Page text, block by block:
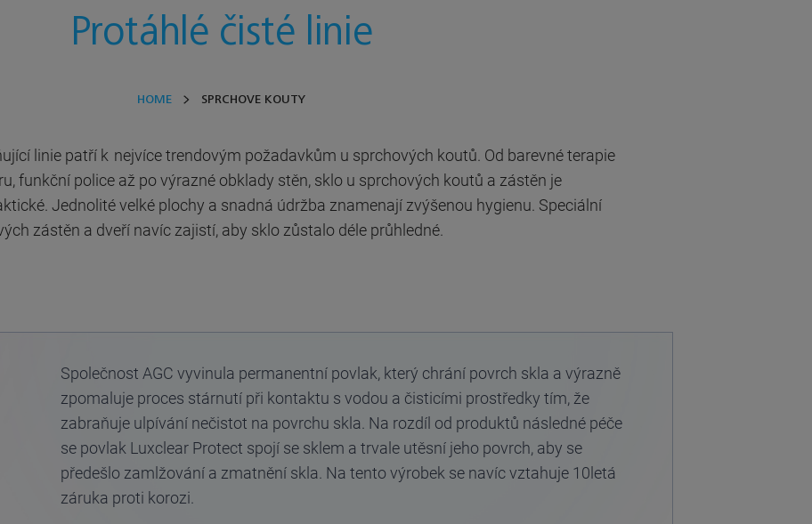
Protáhlé čisté linie
HOME SPRCHOVE KOUTY
linie patří k nejvíce trendovým požadavkům u sprchových koutů. Od barevné terapie
funkční police až po výrazné obklady stěn, sklo u sprchových koutů a zástěn je
Jednolité velké plochy a snadná údržba znamenají zvýšenou hygienu. Speciální
zástěn a dveří navíc zajistí, aby sklo zůstalo déle průhledné.
Společnost AGC vyvinula permanentní povlak, který chrání povrch skla a výrazně
zpomaluje proces stárnutí při kontaktu s vodou a čisticími prostředky tím, že
zabraňuje ulpívání nečistot na povrchu skla. Na rozdíl od produktů následné péče
se povlak Luxclear Protect spojí se sklem a trvale utěsní jeho povrch, aby se
předešlo zamlžování a zmatnění skla. Na tento výrobek se navíc vztahuje 10letá
záruka proti korozi.